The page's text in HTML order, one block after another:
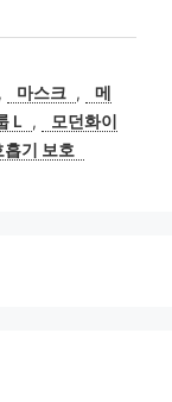
, 마스크 ,
메
L
,
모던화이
흡기 보호